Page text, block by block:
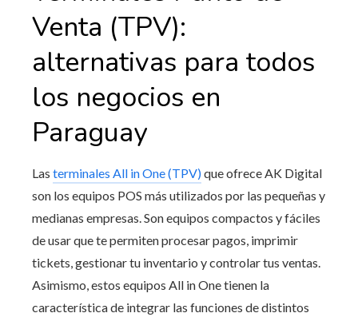
Venta (TPV):
alternativas para todos
los negocios en
Paraguay
Las terminales All in One (TPV)que ofrece AK Digital
son los equipos POS más utilizados por las pequeñas y
medianas empresas. Son equipos compactos y fáciles
de usar que te permiten procesar pagos, imprimir
tickets, gestionar tu inventario y controlar tus ventas.
Asimismo, estos equipos All in One tienen la
característica de integrar las funciones de distintos